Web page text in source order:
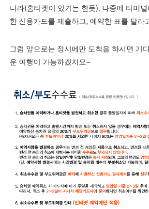
니라(홈티켓이 있기는 한듯), 나중에 터미
한 신용카드를 제출하고, 예약한 표를 달라
그럼 앞으로는 정시에만 도착을 하시면 기
운 여행이 가능하겠지요~